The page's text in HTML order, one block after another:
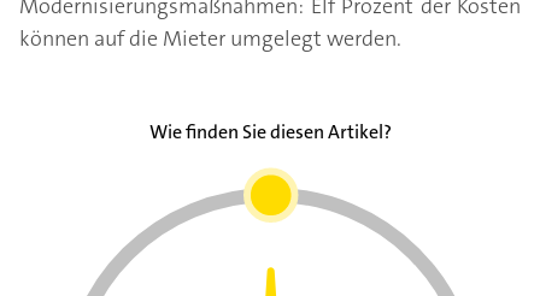
Modernisierungsmaßnahmen: Elf Prozent der Kosten
können auf die Mieter umgelegt werden.
Wie finden Sie diesen Artikel?